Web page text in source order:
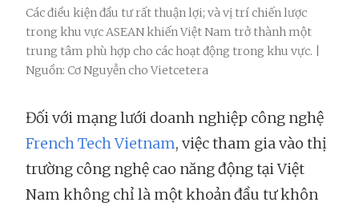
Các điều kiện đầu tư rất thuận lợi; và vị trí chiến lược
trong khu vực ASEAN khiến Việt Nam trở thành một
trung tâm phù hợp cho các hoạt động trong khu vực. |
Nguồn: Cơ Nguyễn cho Vietcetera
Đối với mạng lưới doanh nghiệp công nghệ
French Tech Vietnam, việc tham gia vào thị
trường công nghệ cao năng động tại Việt
Nam không chỉ là một khoản đầu tư khôn